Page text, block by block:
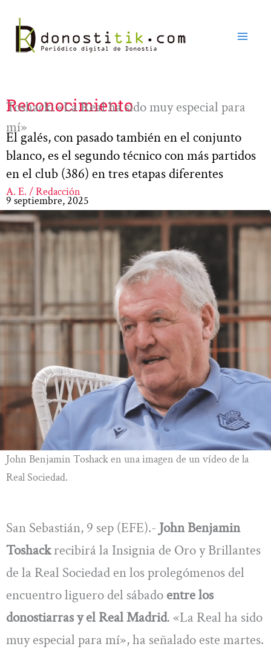
contenido
Reconocimiento
Toshack: «La Real ha sido muy especial para
mí»
El galés, con pasado también en el conjunto
blanco, es el segundo técnico con más partidos
en el club (386) en tres etapas diferentes
A. E. / Redacción
9 septiembre, 2025
John Benjamin Toshack en una imagen de un vídeo de la
Real Sociedad.
San Sebastián, 9 sep (EFE).- John Benjamin
Toshackrecibirá la Insignia de Oro y Brillantes
de la Real Sociedad en los prolegómenos del
encuentro liguero del sábado entre los
donostiarras y el Real Madrid. «La Real ha sido
muy especial para mí», ha señalado este martes.